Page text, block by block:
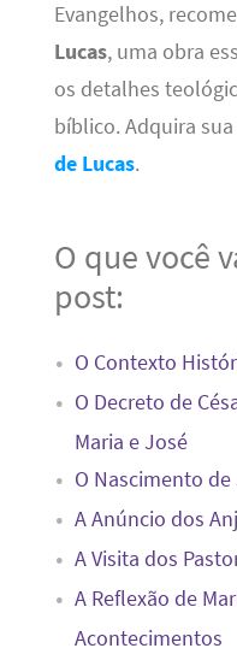
Evangelhos,
Lucas, uma obra
os detalhes
bíblico. Adquira
de Lucas.
O que você
post:
O Contexto
O Decreto de
Maria e José
O Nascimento
A Anúncio dos
A Visita dos
A Reflexão de
Acontecimentos